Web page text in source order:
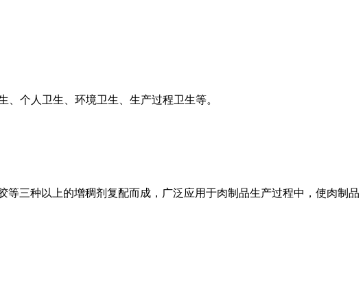
个人卫生、环境卫生、生产过程卫生等。
三种以上的增稠剂复配而成，广泛应用于肉制品生产过程中，使肉制品